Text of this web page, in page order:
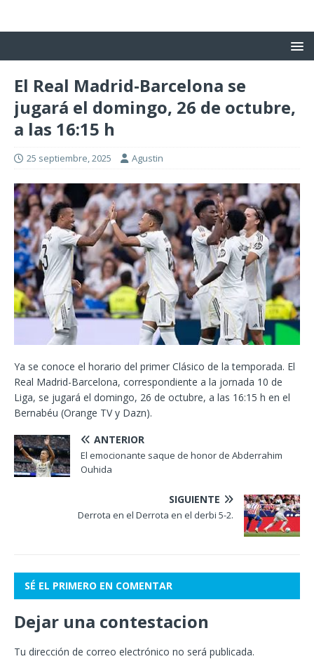
El Real Madrid-Barcelona se
jugará el domingo, 26 de octubre,
a las 16:15 h
25 septiembre, 2025 Agustin
Ya se conoce el horario del primer Clásico de la temporada. El
Real Madrid-Barcelona, correspondiente a la jornada 10 de
Liga, se jugará el domingo, 26 de octubre, a las 16:15 h en el
Bernabéu (Orange TV y Dazn).
ANTERIOR
El emocionante saque de honor de Abderrahim
Ouhida
SIGUIENTE
Derrota en el Derrota en el derbi 5-2.
SÉ EL PRIMERO EN COMENTAR
Dejar una contestacion
Tu dirección de correo electrónico no será publicada.